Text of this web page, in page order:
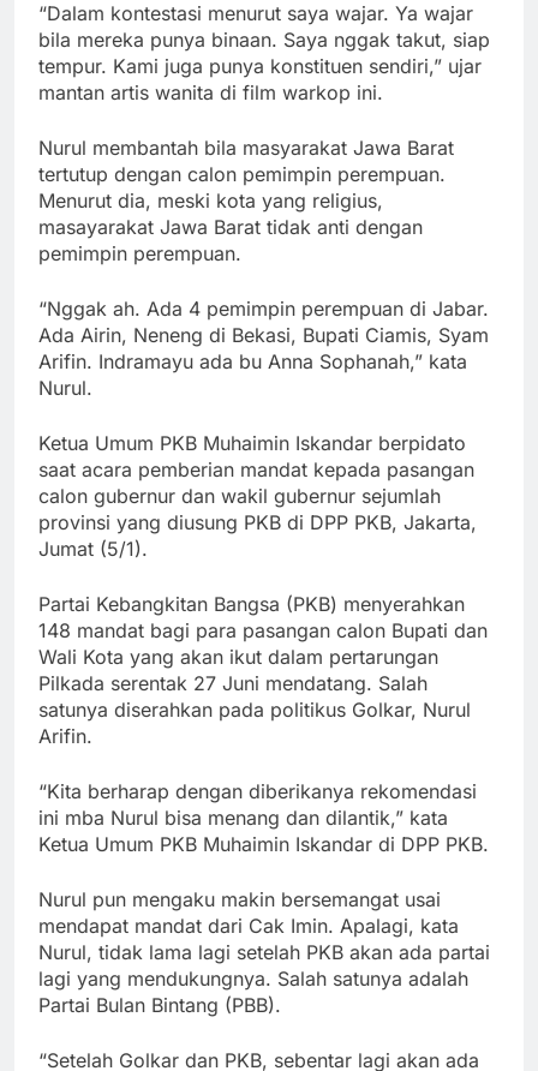
“Dalam kontestasi menurut saya wajar. Ya wajar
bila mereka punya binaan. Saya nggak takut, siap
tempur. Kami juga punya konstituen sendiri,” ujar
mantan artis wanita di film warkop ini.
Nurul membantah bila masyarakat Jawa Barat
tertutup dengan calon pemimpin perempuan.
Menurut dia, meski kota yang religius,
masayarakat Jawa Barat tidak anti dengan
pemimpin perempuan.
“Nggak ah. Ada 4 pemimpin perempuan di Jabar.
Ada Airin, Neneng di Bekasi, Bupati Ciamis, Syam
Arifin. Indramayu ada bu Anna Sophanah,” kata
Nurul.
Ketua Umum PKB Muhaimin Iskandar berpidato
saat acara pemberian mandat kepada pasangan
calon gubernur dan wakil gubernur sejumlah
provinsi yang diusung PKB di DPP PKB, Jakarta,
Jumat (5/1).
Partai Kebangkitan Bangsa (PKB) menyerahkan
148 mandat bagi para pasangan calon Bupati dan
Wali Kota yang akan ikut dalam pertarungan
Pilkada serentak 27 Juni mendatang. Salah
satunya diserahkan pada politikus Golkar, Nurul
Arifin.
“Kita berharap dengan diberikanya rekomendasi
ini mba Nurul bisa menang dan dilantik,” kata
Ketua Umum PKB Muhaimin Iskandar di DPP PKB.
Nurul pun mengaku makin bersemangat usai
mendapat mandat dari Cak Imin. Apalagi, kata
Nurul, tidak lama lagi setelah PKB akan ada partai
lagi yang mendukungnya. Salah satunya adalah
Partai Bulan Bintang (PBB).
“Setelah Golkar dan PKB, sebentar lagi akan ada